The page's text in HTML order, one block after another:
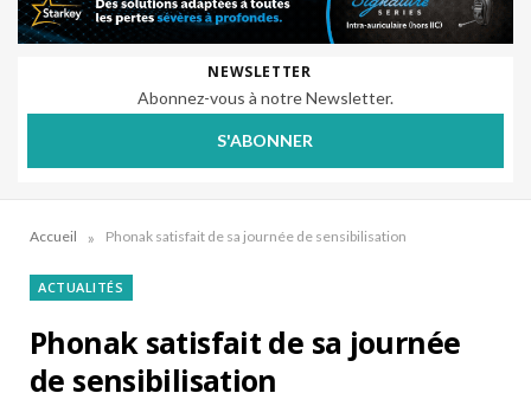
NEWSLETTER
Abonnez-vous à notre Newsletter.
S'ABONNER
Accueil » Phonak satisfait de sa journée de sensibilisation
ACTUALITÉS
Phonak satisfait de sa journée
de sensibilisation